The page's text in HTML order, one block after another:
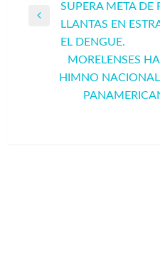
de
entradas
Entrada
anterior
SUPERA META DE
LLANTAS EN
EL DENGUE.
MORELENSES
HIMNO